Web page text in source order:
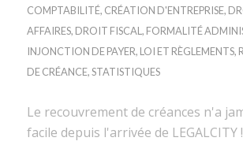
COMPTABILITÉ, CRÉATION D'ENTREPRISE,
AFFAIRES, DROIT FISCAL , FORMALITÉ
INJONCTION DE PAYER, LOI ET RÈGLEMENTS,
DE CRÉANCE,STATISTIQUES
Le recouvrement de créances n'a
facile depuis l'arrivée de LEGALCITY !